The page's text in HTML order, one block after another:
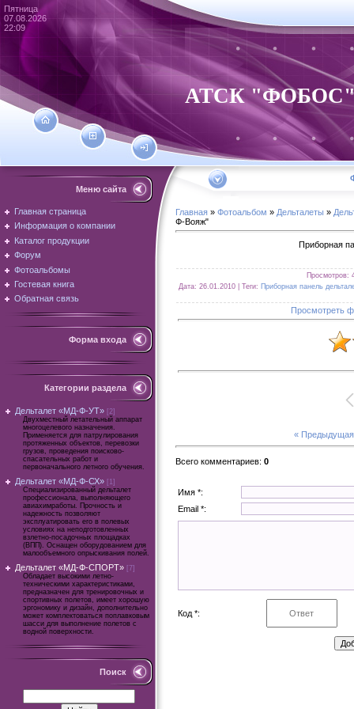
Пятница
07.08.2026
22:09
АТСК "ФОБОС" -
Меню сайта
Главная страница
Информация о компании
Каталог продукции
Форум
Фотоальбомы
Гостевая книга
Обратная связь
Форма входа
Категории раздела
Дельталет «МД-Ф-УТ» [2]
Двухместный летательный аппарат
многоцелевого назначения.
Применяется для патрулирования
протяженных объектов, перевозки
грузов, проведения поисково-
спасательных работ и
первоначального летного обучения.
Дельталет «МД-Ф-СХ»
[1]
Специализированный дельталет
профессионала, выполняющего
авиахимработы. Прочность и
надежность позволяют
эксплуатировать его в полевых
условиях на неподготовленных
взлетно-посадочных площадках
(ВПП). Оснащен оборудованием для
малообъемного опрыскивания полей.
Дельталет «МД-Ф-СПОРТ» [7]
Обладает высокими летно-
техническими характеристиками,
предназначен для тренировочных и
спортивных полетов, имеет хорошую
эргономику и дизайн, дополнительно
может комплектоваться поплавковым
шасси для выполнение полетов с
водной поверхности.
Поиск
Главная » Фотоальбом » Дельталеты »
Ф-Вояж"
Приборная
Просмотров:
Дата: 26.01.2010 | Теги: Приборная панель
Просмотреть
« Предыдущая
Всего комментариев: 0
Имя *:
Email *:
Код *: